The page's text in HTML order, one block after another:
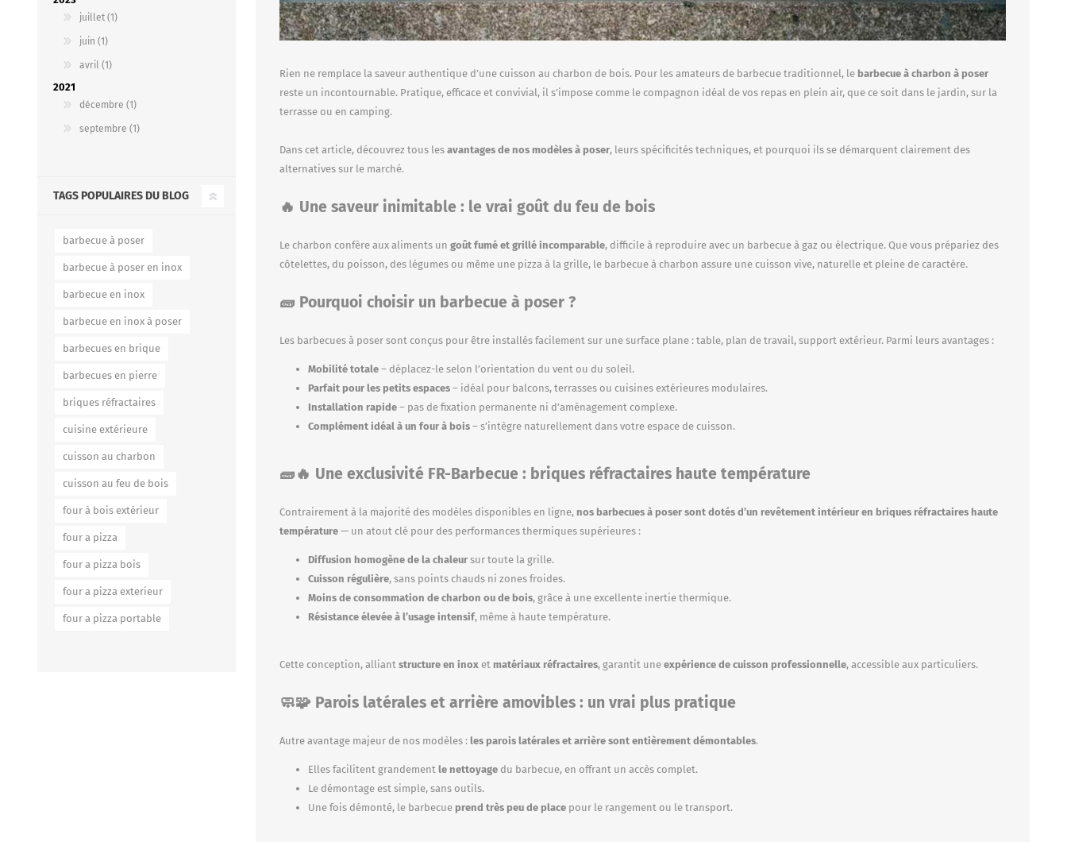
Rien ne remplace la saveur authentique d’une cuisson au charbon de bois. Pour les amateurs de barbecue traditionnel, le barbecue à charbon à poser
reste un incontournable. Pratique, efficace et convivial, il s’impose comme le compagnon idéal de vos repas en plein air, que ce soit dans le jardin, sur la
terrasse ou en camping.
Dans cet article, découvrez tous les avantages de nos modèles à poser, leurs spécificités techniques, et pourquoi ils se démarquent clairement des
alternatives sur le marché.
🔥 Une saveur inimitable : le vrai goût du feu de bois
Le charbon confère aux aliments un goût fumé et grillé incomparable, difficile à reproduire avec un barbecue à gaz ou électrique. Que vous prépariez des
côtelettes, du poisson, des légumes ou même une pizza à la grille, le barbecue à charbon assure une cuisson vive, naturelle et pleine de caractère.
🧱 Pourquoi choisir un barbecue à poser ?
Les barbecues à poser sont conçus pour être installés facilement sur une surface plane : table, plan de travail, support extérieur. Parmi leurs avantages :
Mobilité totale – déplacez-le selon l’orientation du vent ou du soleil.
Parfait pour les petits espaces – idéal pour balcons, terrasses ou cuisines extérieures modulaires.
Installation rapide – pas de fixation permanente ni d’aménagement complexe.
Complément idéal à un four à bois – s’intègre naturellement dans votre espace de cuisson.
🧱🔥 Une exclusivité FR-Barbecue : briques réfractaires haute température
Contrairement à la majorité des modèles disponibles en ligne, nos barbecues à poser sont dotés d’un revêtement intérieur en briques réfractaires haute
température — un atout clé pour des performances thermiques supérieures :
Diffusion homogène de la chaleur sur toute la grille.
Cuisson régulière, sans points chauds ni zones froides.
Moins de consommation de charbon ou de bois, grâce à une excellente inertie thermique.
Résistance élevée à l’usage intensif, même à haute température.
Cette conception, alliant structure en inox et matériaux réfractaires, garantit une expérience de cuisson professionnelle, accessible aux particuliers.
🧼🧩 Parois latérales et arrière amovibles : un vrai plus pratique
Autre avantage majeur de nos modèles : les parois latérales et arrière sont entièrement démontables.
Elles facilitent grandement le nettoyage du barbecue, en offrant un accès complet.
Le démontage est simple, sans outils.
Une fois démonté, le barbecue prend très peu de place pour le rangement ou le transport.
juillet (1)
juin (1)
avril (1)
2021
décembre (1)
septembre (1)
TAGS POPULAIRES DU BLOG
barbecue à poser
barbecue à poser en inox
barbecue en inox
barbecue en inox à poser
barbecues en brique
barbecues en pierre
briques réfractaires
cuisine extérieure
cuisson au charbon
cuisson au feu de bois
four à bois extérieur
four a pizza
four a pizza bois
four a pizza exterieur
four a pizza portable